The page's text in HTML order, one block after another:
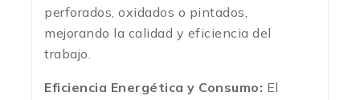
perforados, oxidados o pintados,
mejorando la calidad y eficiencia del
trabajo.
Eficiencia Energética y Consumo: El